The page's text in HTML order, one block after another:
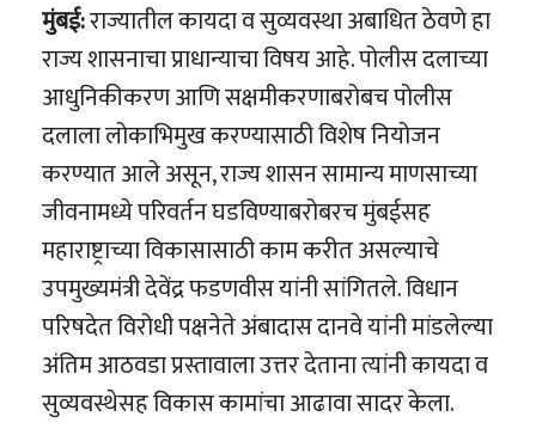
मुंबई:राज्यातील कायदा व सुव्यवस्था अबाधित ठेवणे हा
राज्य शासनाचा प्राधान्याचा विषय आहे. पोलीस दलाच्या
आधुनिकीकरण आणि सक्षमीकरणाबरोबच पोलीस
दलाला लोकाभिमुख करण्यासाठी विशेष नियोजन
करण्यात आले असून, राज्य शासन सामान्य माणसाच्या
जीवनामध्ये परिवर्तन घडविण्याबरोबरच मुंबईसह
महाराष्ट्राच्या विकासासाठी काम करीत असल्याचे
उपमुख्यमंत्री देवेंद्र फडणवीस यांनी सांगितले. विधान
परिषदेत विरोधी पक्षनेते अंबादास दानवे यांनी मांडलेल्या
अंतिम आठवडा प्रस्तावाला उत्तर देताना त्यांनी कायदा व
सुव्यवस्थेसह विकास कामांचा आढावा सादर केला.